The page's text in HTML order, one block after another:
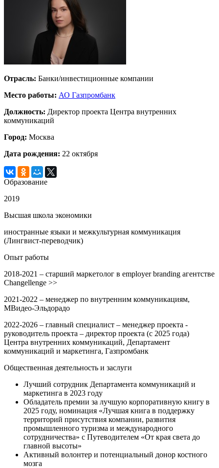
Отрасль: Банки/инвестиционные компании
Место работы: АО Газпромбанк
Должность: Директор проекта Центра внутренних
коммуникаций
Город: Москва
Дата рождения: 22 октября
Образование
2019
Высшая школа экономики
иностранные языки и межкультурная коммуникация
(Лингвист-переводчик)
Опыт работы
2018-2021 – старший маркетолог в employer branding агентстве
Changellenge >>
2021-2022 – менеджер по внутренним коммуникациям,
МВидео-Эльдорадо
2022-2026 – главный специалист – менеджер проекта -
руководитель проекта – директор проекта (с 2025 года)
Центра внутренних коммуникаций, Департамент
коммуникаций и маркетинга, Газпромбанк
Общественная деятельность и заслуги
Лучший сотрудник Департамента коммуникаций и
маркетинга в 2023 году
Обладатель премии за лучшую корпоративную книгу в
2025 году, номинация «Лучшая книга в поддержку
территорий присутствия компании, развития
промышленного туризма и международного
сотрудничества» с Путеводителем «От края света до
главной высоты»
Активный волонтер и потенциальный донор костного
мозга